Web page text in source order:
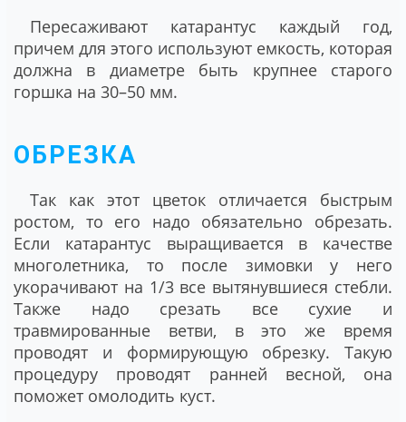
Пересаживают катарантус каждый год,
причем для этого используют емкость, которая
должна в диаметре быть крупнее старого
горшка на 30–50 мм.
ОБРЕЗКА
Так как этот цветок отличается быстрым
ростом, то его надо обязательно обрезать.
Если катарантус выращивается в качестве
многолетника, то после зимовки у него
укорачивают на 1/3 все вытянувшиеся стебли.
Также надо срезать все сухие и
травмированные ветви, в это же время
проводят и формирующую обрезку. Такую
процедуру проводят ранней весной, она
поможет омолодить куст.